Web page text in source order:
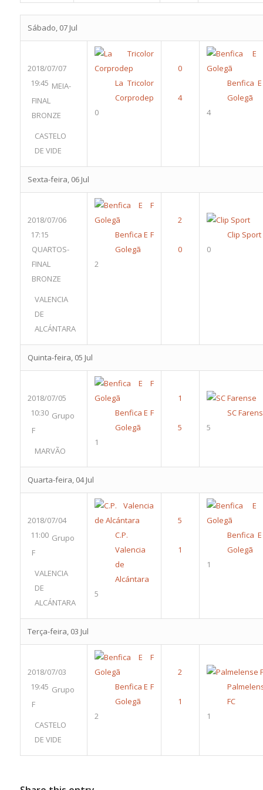
Sábado, 07 Jul
2018/07/07
19:45 MEIA-
FINAL
BRONZE
CASTELO
DE VIDE
La Tricolor
Corprodep
0
Benfica
Golegã
4
Sexta-feira, 06 Jul
2018/07/06
17:15
QUARTOS-
FINAL
BRONZE
VALENCIA
DE
ALCÁNTARA
Benfica E F
Golegã
2
Clip Sport
0
Quinta-feira, 05 Jul
2018/07/05
10:30 Grupo
F
MARVÃO
Benfica E F
Golegã
1
SC
5
Quarta-feira, 04 Jul
2018/07/04
11:00 Grupo
F
VALENCIA
DE
ALCÁNTARA
C.P.
Valencia
de
Alcántara
5
Benfica
Golegã
1
Terça-feira, 03 Jul
2018/07/03
19:45 Grupo
F
CASTELO
DE VIDE
Benfica E F
Golegã
2
FC
1